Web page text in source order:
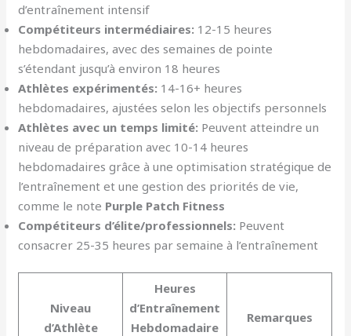
d’entraînement intensif
Compétiteurs intermédiaires: 12-15 heures
hebdomadaires, avec des semaines de pointe
s’étendant jusqu’à environ 18 heures
Athlètes expérimentés: 14-16+ heures
hebdomadaires, ajustées selon les objectifs personnels
Athlètes avec un temps limité: Peuvent atteindre un
niveau de préparation avec 10-14 heures
hebdomadaires grâce à une optimisation stratégique de
l’entraînement et une gestion des priorités de vie,
comme le note Purple Patch Fitness
Compétiteurs d’élite/professionnels: Peuvent
consacrer 25-35 heures par semaine à l’entraînement
Niveau
d’Athlète
Heures
d’Entraînement
Hebdomadaire
Remarques